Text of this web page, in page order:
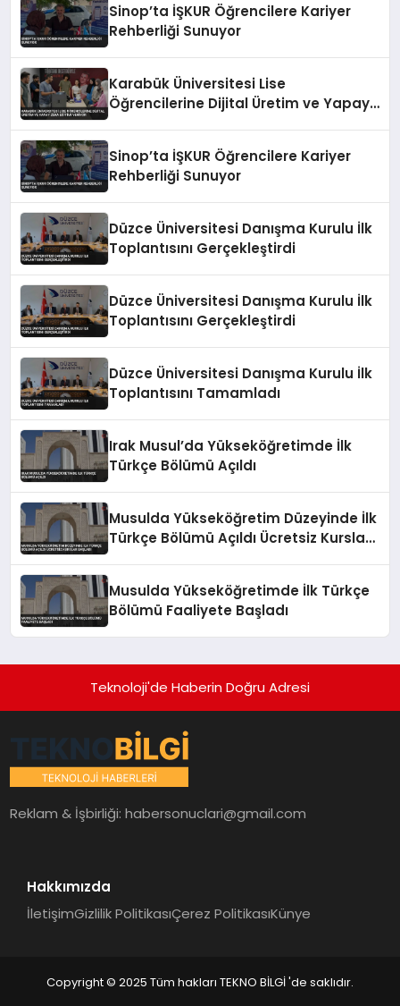
Sinop’ta İŞKUR Öğrencilere Kariyer
Rehberliği Sunuyor
Karabük Üniversitesi Lise
Öğrencilerine Dijital Üretim ve Yapay
Sinop’ta İŞKUR Öğrencilere Kariyer
Rehberliği Sunuyor
Düzce Üniversitesi Danışma Kurulu İlk
Toplantısını Gerçekleştirdi
Düzce Üniversitesi Danışma Kurulu İlk
Toplantısını Gerçekleştirdi
Düzce Üniversitesi Danışma Kurulu İlk
Toplantısını Tamamladı
Irak Musul’da Yükseköğretimde İlk
Türkçe Bölümü Açıldı
Musulda Yükseköğretim Düzeyinde İlk
Türkçe Bölümü Açıldı Ücretsiz Kurslar
Musulda Yükseköğretimde İlk Türkçe
Bölümü Faaliyete Başladı
Teknoloji'de Haberin Doğru Adresi
Reklam & İşbirliği:habersonuclari@gmail.com
Hakkımızda
İletişimGizlilik PolitikasıÇerez PolitikasıKünye
Copyright © 2025 Tüm hakları TEKNO BİLGİ 'de saklıdır.